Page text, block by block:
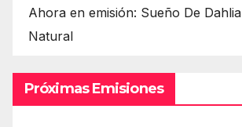
Ahora en emisión: Sueño De
Natural
Próximas Emisiones